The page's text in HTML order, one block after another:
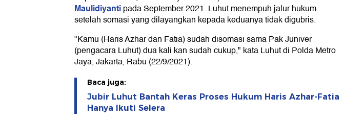
Maulidiyantipada September 2021. Luhut menempuh jalur hukum
setelah somasi yang dilayangkan kepada keduanya tidak digubris.
"Kamu (Haris Azhar dan Fatia) sudah disomasi sama Pak Juniver
(pengacara Luhut) dua kali kan sudah cukup," kata Luhut di Polda Metro
Jaya, Jakarta, Rabu (22/9/2021).
Baca juga:
Jubir Luhut Bantah Keras Proses Hukum Haris Azhar-Fatia
Hanya Ikuti Selera